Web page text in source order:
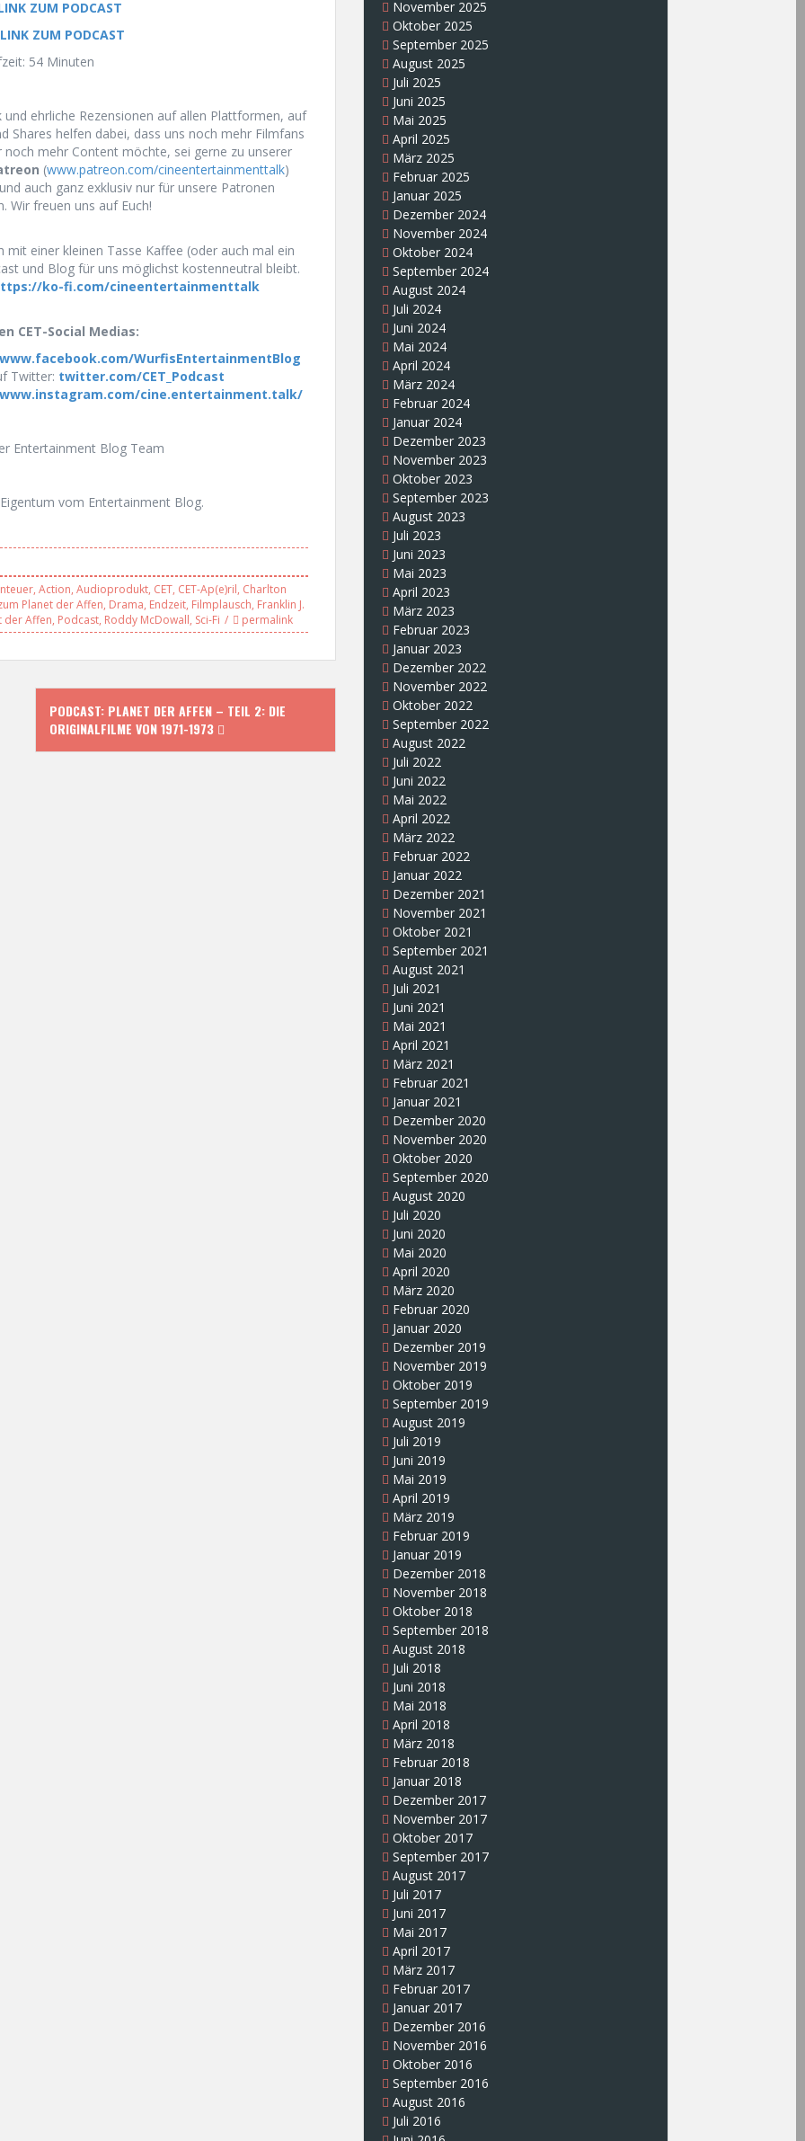
ZUM PODCAST
ZUM PODCAST
54 Minuten
ehrliche Rezensionen auf allen Plattformen, auf
Shares helfen dabei, dass uns noch mehr Filmfans
mehr Content möchte, sei gerne zu unserer
(www.patreon.com/cineentertainmenttalk)
auch ganz exklusiv nur für unsere Patronen
Wir freuen uns auf Euch!
einer kleinen Tasse Kaffee (oder auch mal ein
und Blog für uns möglichst kostenneutral bleibt.
ko-fi.com/cineentertainmenttalk
CET-Social Medias:
www.facebook.com/WurfisEntertainmentBlog
Twitter: twitter.com/CET_Podcast
www.instagram.com/cine.entertainment.talk/
Entertainment Blog Team
vom Entertainment Blog.
, Action, Audioprodukt, CET, CET-Ap(e)ril, Charlton
Planet der Affen, Drama, Endzeit, Filmplausch, Franklin J.
der Affen, Podcast, Roddy McDowall, Sci-Fi permalink
PODCAST: PLANET DER AFFEN – TEIL 2: DIE
ORIGINALFILME VON 1971-1973
November 2025
Oktober 2025
September 2025
August 2025
Juli 2025
Juni 2025
Mai 2025
April 2025
März 2025
Februar 2025
Januar 2025
Dezember 2024
November 2024
Oktober 2024
September 2024
August 2024
Juli 2024
Juni 2024
Mai 2024
April 2024
März 2024
Februar 2024
Januar 2024
Dezember 2023
November 2023
Oktober 2023
September 2023
August 2023
Juli 2023
Juni 2023
Mai 2023
April 2023
März 2023
Februar 2023
Januar 2023
Dezember 2022
November 2022
Oktober 2022
September 2022
August 2022
Juli 2022
Juni 2022
Mai 2022
April 2022
März 2022
Februar 2022
Januar 2022
Dezember 2021
November 2021
Oktober 2021
September 2021
August 2021
Juli 2021
Juni 2021
Mai 2021
April 2021
März 2021
Februar 2021
Januar 2021
Dezember 2020
November 2020
Oktober 2020
September 2020
August 2020
Juli 2020
Juni 2020
Mai 2020
April 2020
März 2020
Februar 2020
Januar 2020
Dezember 2019
November 2019
Oktober 2019
September 2019
August 2019
Juli 2019
Juni 2019
Mai 2019
April 2019
März 2019
Februar 2019
Januar 2019
Dezember 2018
November 2018
Oktober 2018
September 2018
August 2018
Juli 2018
Juni 2018
Mai 2018
April 2018
März 2018
Februar 2018
Januar 2018
Dezember 2017
November 2017
Oktober 2017
September 2017
August 2017
Juli 2017
Juni 2017
Mai 2017
April 2017
März 2017
Februar 2017
Januar 2017
Dezember 2016
November 2016
Oktober 2016
September 2016
August 2016
Juli 2016